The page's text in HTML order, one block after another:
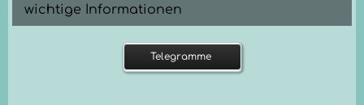
wichtige Informationen
Telegramme